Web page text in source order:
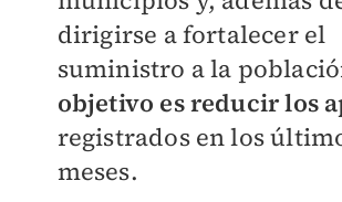
dirigirse a fortalecer el
suministro a la
objetivo es reducir los
registrados en los
meses.